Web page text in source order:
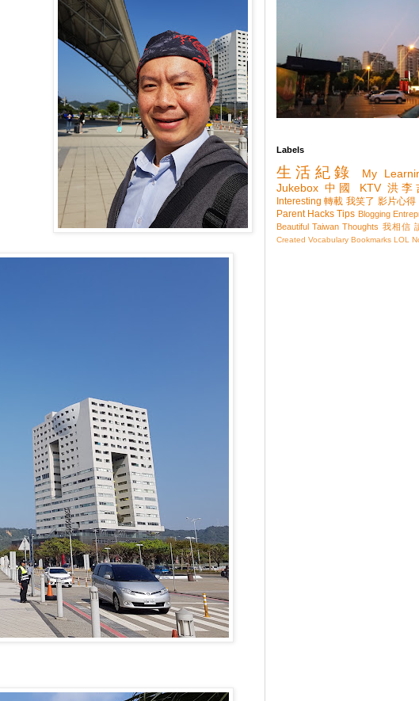
Labels
生活紀錄 My
Jukebox 中國 KTV 洪李
Interesting 轉載 我笑了 影片心得
Parent Hacks Tips Blogging
Beautiful Taiwan Thoughts 我相信
Created Vocabulary Bookmarks LOL